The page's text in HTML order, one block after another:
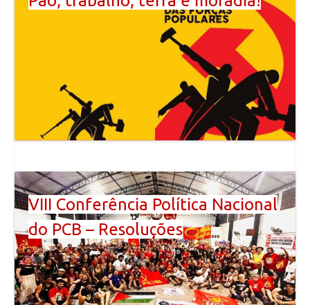
VIII Conferência Política Nacional
do PCB – Resoluções